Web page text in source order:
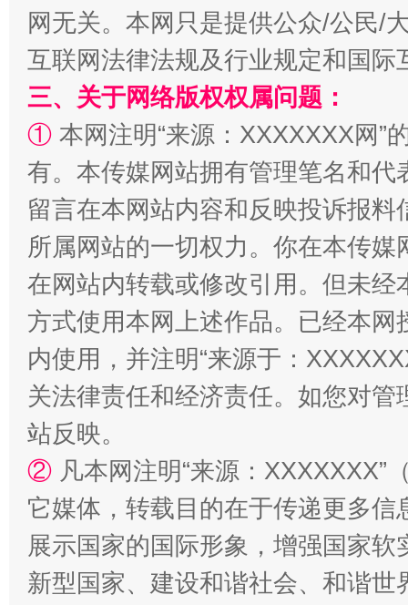
招工难、用工荒背后
网无关。本网只是提供公众/公民/
互联网法律法规及行业规定和国
三、关于网络版权权属问题：
① 本网注明“来源：XXXXXXX网”
有。本传媒网站拥有管理笔名和
留言在本网站内容和反映投诉报
所属网站的一切权力。你在本传
在网站内转载或修改引用。但未
方式使用本网上述作品。已经本
内使用，并注明“来源于：
关法律责任和经济责任。如您对
站反映。
② 凡本网注明“来源：
它媒体，转载目的在于传递更多
展示国家的国际形象，增强国家
新型国家、建设和谐社会、和谐